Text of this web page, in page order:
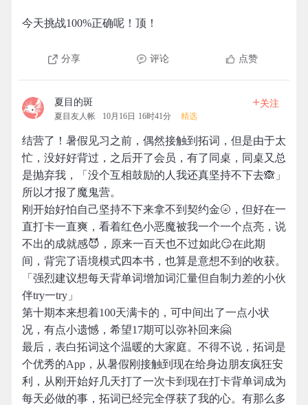
今天挑战100%正确呢！顶！
分享 评论 点赞
夏目的斑
夏目友人帐 10月16日 16时41分 精选
+关注
结营了！暑假见习之前，偶然接触到拓词，但是由于太
忙，没好好背过，之后开了会员，有了同桌，同桌又总
是抛弃我，「没个互相鼓励的人我还真坚持不下去🙈」
所以才报了魔鬼营。
刚开始好怕自己坚持不下来拿不到契约金🌝，但好在一
直打卡一直爽，看着红色小恶魔被我一个一个点亮，说
不出的成就感😈，原来一百天也不过如此😏在此期
间，背完了语境模式四本书，也算是意想不到的收获。
「强烈建议想每天背单词增加词汇量但自制力差的小伙
伴try一try」
第十期本来想着100天满卡的，可中间出了一点小状
况，有点小遗憾，希望17期可以弥补回来🤗
最后，表白拓词这个温暖的大家庭。不得不说，拓词是
个优秀的App，从暑假刚接触到现在给身边朋友疯狂安
利，从刚开始好几天打了一次卡到现在打卡背单词成为
每天必做的事，拓词已经完全俘获了我的心。有那么多